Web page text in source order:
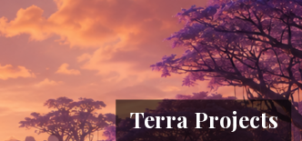
Terra Projects